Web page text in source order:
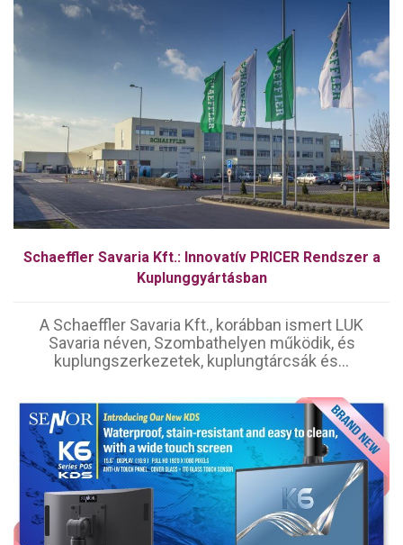
Schaeffler Savaria Kft.: Innovatív PRICER Rendszer a
Kuplunggyártásban
A Schaeffler Savaria Kft., korábban ismert LUK
Savaria néven, Szombathelyen működik, és
kuplungszerkezetek, kuplungtárcsák és...